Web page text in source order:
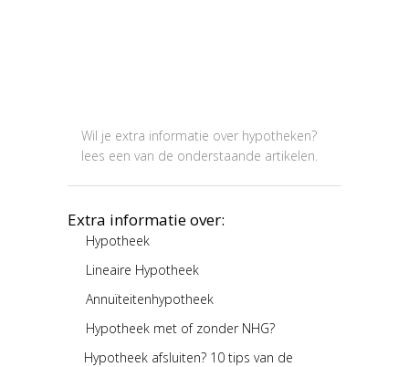
Wil je extra informatie over hypotheken?
lees een van de onderstaande artikelen.
Extra informatie over:
Hypotheek
Lineaire Hypotheek
Annuïteitenhypotheek
Hypotheek met of zonder NHG?
Hypotheek afsluiten? 10 tips van de